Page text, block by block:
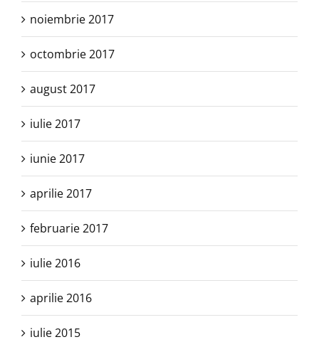
noiembrie 2017
octombrie 2017
august 2017
iulie 2017
iunie 2017
aprilie 2017
februarie 2017
iulie 2016
aprilie 2016
iulie 2015